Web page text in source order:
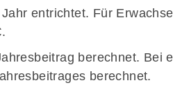
entrichtet. Für
berechnet. Bei
berechnet.